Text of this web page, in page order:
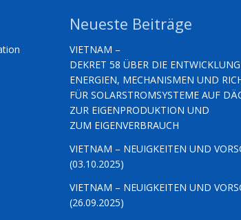
Neueste Beiträge
VIETNAM –
DEKRET 58 ÜBER DIE
ENERGIEN, MECHANISMEN UND
FÜR SOLARSTROMSYSTEME AUF
ZUR EIGENPRODUKTION UND
ZUM EIGENVERBRAUCH
VIETNAM – NEUIGKEITEN UND
(03.10.2025)
VIETNAM – NEUIGKEITEN UND
(26.09.2025)